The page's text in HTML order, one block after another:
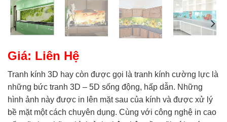
Giá: Liên Hệ
Tranh kính 3D hay còn được gọi là tranh kính cường lực là
những bức tranh 3D – 5D sống động, hấp dẫn. Những
hình ảnh này được in lên mặt sau của kính và được xử lý
bề mặt một cách chuyên dụng. Cùng với công nghệ in cao